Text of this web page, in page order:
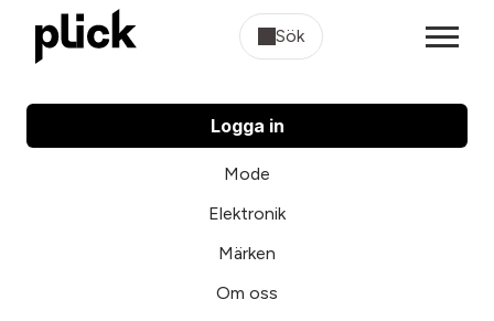
Sök
Logga in
Mode
Elektronik
Märken
Om oss